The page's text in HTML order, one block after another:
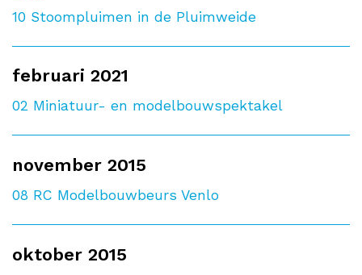
10 Stoompluimen in de Pluimweide
februari 2021
02 Miniatuur- en modelbouwspektakel
november 2015
08 RC Modelbouwbeurs Venlo
oktober 2015